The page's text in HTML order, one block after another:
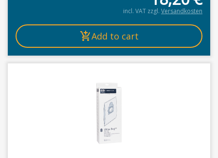
incl. VAT zzgl. Versandkosten
Add to cart